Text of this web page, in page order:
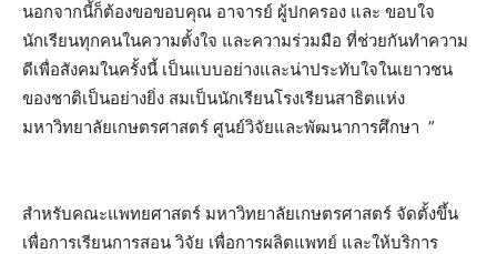
นอกจากนี้ก็ต้องขอขอบคุณ อาจารย์ ผู้ปกครอง และ ขอบใจ
นักเรียนทุกคนในความตั้งใจ และความร่วมมือ ที่ช่วยกันทำความ
ดีเพื่อสังคมในครั้งนี้ เป็นแบบอย่างและน่าประทับใจในเยาวชน
ของชาติเป็นอย่างยิ่ง สมเป็นนักเรียนโรงเรียนสาธิตแห่ง
มหาวิทยาลัยเกษตรศาสตร์ ศูนย์วิจัยและพัฒนาการศึกษา ”
สำหรับคณะแพทยศาสตร์ มหาวิทยาลัยเกษตรศาสตร์ จัดตั้งขึ้น
เพื่อการเรียนการสอน วิจัย เพื่อการผลิตแพทย์ และให้บริการ